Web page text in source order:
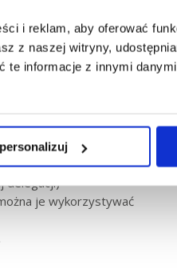
i reklam, aby oferować
z naszej witryny,
te informacje z innymi
później firma
delegacji)
je wykorzystywać